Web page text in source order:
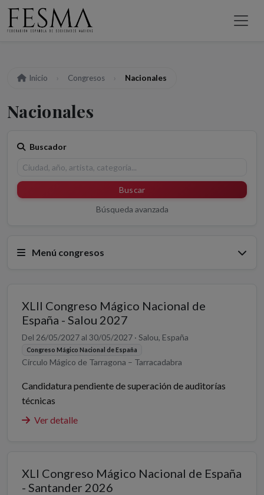
Inicio Congresos Nacionales
Nacionales
Buscador
Buscar
Búsqueda avanzada
Menú congresos
XLII Congreso Mágico Nacional de
España - Salou 2027
Del 26/05/2027 al 30/05/2027 · Salou, España
Congreso Mágico Nacional de España
Círculo Mágico de Tarragona – Tarracadabra
Candidatura pendiente de superación de auditorías
técnicas
Ver detalle
XLI Congreso Mágico Nacional de España
- Santander 2026